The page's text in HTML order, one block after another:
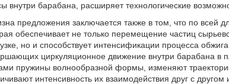
внутри барабана, расширяет технологические
предложения заключается также в том, что по
обеспечивает не только перемещение частиц
но и способствует интенсификации процесса
циркуляционное движение внутри барабана в
пружины волнообразной формы, изменяют
интенсивность их взаимодействия друг с